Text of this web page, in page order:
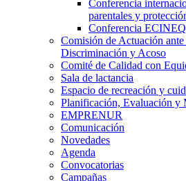
Conferencia
parentales y
Conferencia
Comisión de Actuación
Discriminación y Acoso
Comité de Calidad con
Sala de lactancia
Espacio de recreación y
Planificación, Evaluación y
EMPRENUR
Comunicación
Novedades
Agenda
Convocatorias
Campañas